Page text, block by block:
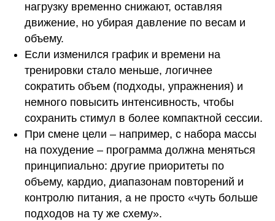
нагрузку временно снижают, оставляя
движение, но убирая давление по весам и
объему.
Если изменился график и времени на
тренировки стало меньше, логичнее
сократить объем (подходы, упражнения) и
немного повысить интенсивность, чтобы
сохранить стимул в более компактной сессии.
При смене цели – например, с набора массы
на похудение – программа должна меняться
принципиально: другие приоритеты по
объему, кардио, диапазонам повторений и
контролю питания, а не просто «чуть больше
подходов на ту же схему».